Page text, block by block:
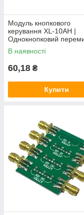
Модуль кнопкового
керування XL-10AH |
Однокнопковий
10A | Модуль з
Широкий діапазон
В наявності
60,18 ₴
Купити